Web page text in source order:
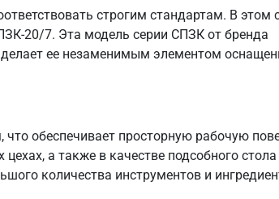
строгим стандартам. В этом
20/7. Эта модель серии СПЗК от бренда
делает ее незаменимым элементом
обеспечивает просторную рабочую
а также в качестве подсобного стола
количества инструментов и